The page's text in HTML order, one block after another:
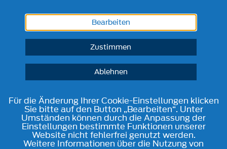
Bearbeiten
Zustimmen
Ablehnen
Für die Änderung Ihrer Cookie-Einstellungen klicken
Sie bitte auf den Button „Bearbeiten“. Unter
Umständen können durch die Anpassung der
Einstellungen bestimmte Funktionen unserer
Website nicht fehlerfrei genutzt werden.
Weitere Informationen über die Nutzung von